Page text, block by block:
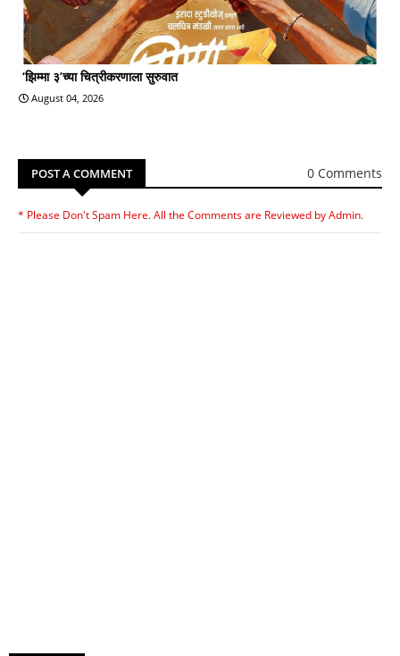
‘झिम्मा ३’च्या चित्रीकरणाला सुरुवात
August 04, 2026
POST A COMMENT 0 Comments
* Please Don't Spam Here. All the Comments are Reviewed by Admin.